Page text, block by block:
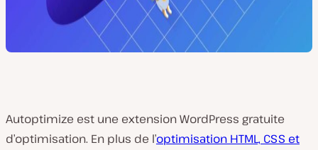
Autoptimize est une extension WordPress gratuite
d’optimisation. En plus de l’optimisation HTML, CSS et